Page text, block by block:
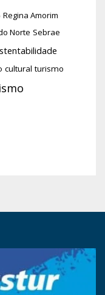
Regina Amorim
Norte Sebrae
cultural turismo